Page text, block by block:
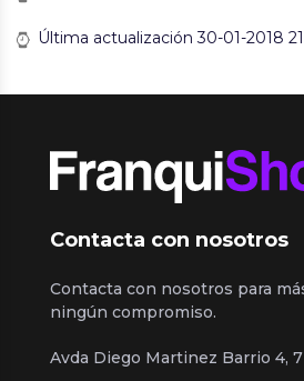
Última actualización 30-01-2018
Contacta con nosotros
Contacta con nosotros para
ningún compromiso.
Avda Diego Martinez Barrio 4, 7